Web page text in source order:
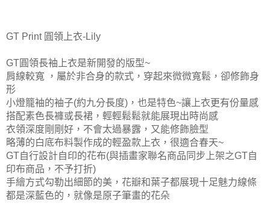
GT Print 圓領上衣-Lily
GT圓領長袖上衣是新開發的版型~
肩線較寬 ，屬於非合身的款式， 穿起來微微寬鬆，卻修飾身
形
小燈籠袖的袖子(約九分長度)，也是特色~讓上衣更有份量感
搭配素色長褲或長裙，輕輕鬆鬆就能展現出時尚感
衣領深度剛剛好，不會太過暴露，又能修飾臉型
略薄的白底布料製作成的輕盈款上衣，很適合春天~
GT自行設計自印的花布(與插畫家聯名商品同步上架之GT自
印布商品，不予打折)
手繪方式勾勒出細節的美，花瓣和葉子都展現十足魅力線條
都是深藍色的，就像是原子筆畫的花朵